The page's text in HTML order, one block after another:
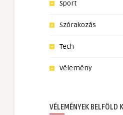
Sport
Szórakozás
Tech
Vélemény
VÉLEMÉNYEK BELFÖLD